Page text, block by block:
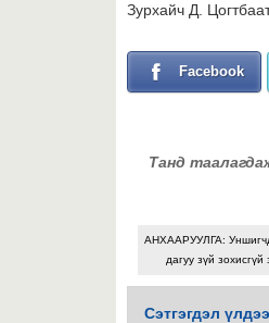
Зурхайч Д.
Facebook
Танд
АНХААРУУЛГА:
дагуу зүй
Сэтгэгдэл